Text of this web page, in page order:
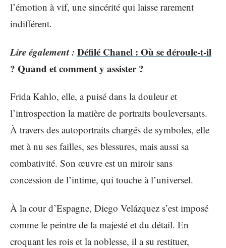
l’émotion à vif, une sincérité qui laisse rarement
indifférent.
Lire également : Défilé Chanel : Où se déroule-t-il
? Quand et comment y assister ?
Frida Kahlo, elle, a puisé dans la douleur et
l’introspection la matière de portraits bouleversants.
À travers des autoportraits chargés de symboles, elle
met à nu ses failles, ses blessures, mais aussi sa
combativité. Son œuvre est un miroir sans
concession de l’intime, qui touche à l’universel.
À la cour d’Espagne, Diego Velázquez s’est imposé
comme le peintre de la majesté et du détail. En
croquant les rois et la noblesse, il a su restituer,